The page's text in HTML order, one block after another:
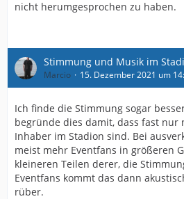
nicht herumgesprochen zu haben.
Stimmung und Musik im
Marcio 15. Dezember 2021 um
Ich finde die Stimmung sogar
begründe dies damit, dass fast nur
Inhaber im Stadion sind. Bei
meist mehr Eventfans in größeren
kleineren Teilen derer, die
Eventfans kommt das dann
rüber.